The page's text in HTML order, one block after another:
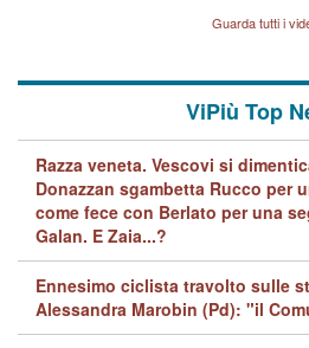
Lavarra: più avvincenti di
quelle di... Barbara D'UrsoGuarda tutti i
ViPiù Top
Razza veneta. Vescovi si
Donazzan sgambetta Rucco per
come fece con Berlato per una
Galan. E Zaia...?
Ennesimo ciclista travolto sulle
Alessandra Marobin (Pd): "il